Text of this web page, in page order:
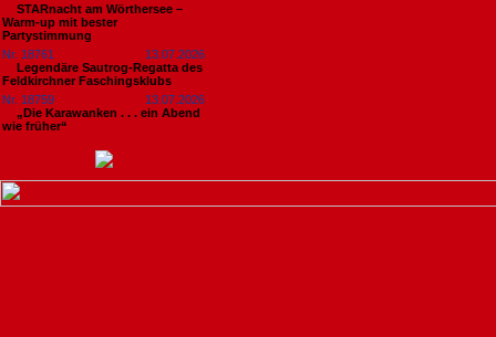
STARnacht am Wörthersee –
Warm-up mit bester
Partystimmung
Nr. 18761
13.07.2026
Legendäre Sautrog-Regatta des
Feldkirchner Faschingsklubs
Nr. 18759
13.07.2026
„Die Karawanken . . . ein Abend
wie früher“